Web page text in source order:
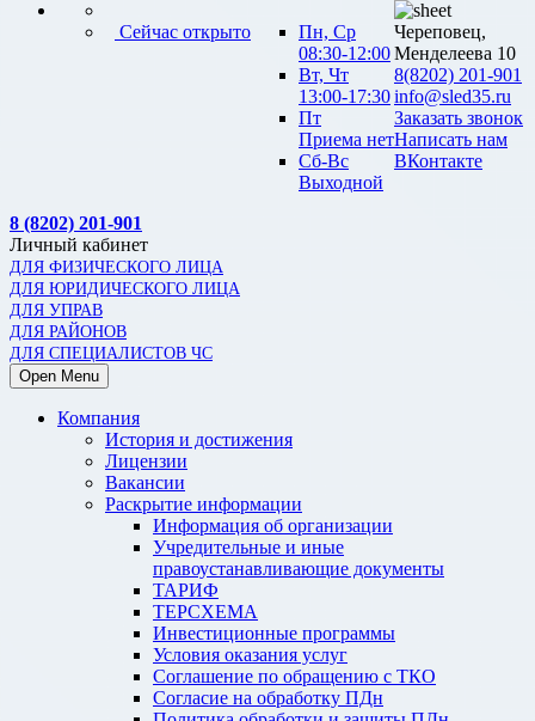
Сейчас открыто
Пн, Ср
08:30-12:00
Вт, Чт
13:00-17:30
Пт
Приема нет
Сб-Вс
Выходной
Череповец,
Менделеева 10
8(8202) 201-901
info@sled35.ru
Заказать звонок
Написать нам
ВКонтакте
8 (8202) 201-901
Личный кабинет
ДЛЯ ФИЗИЧЕСКОГО ЛИЦА
ДЛЯ ЮРИДИЧЕСКОГО ЛИЦА
ДЛЯ УПРАВ
ДЛЯ РАЙОНОВ
ДЛЯ СПЕЦИАЛИСТОВ ЧС
Open Menu
Компания
История и достижения
Лицензии
Вакансии
Раскрытие информации
Информация об организации
Учредительные и иные
правоустанавливающие документы
ТАРИФ
ТЕРСХЕМА
Инвестиционные программы
Условия оказания услуг
Соглашение по обращению с ТКО
Согласие на обработку ПДн